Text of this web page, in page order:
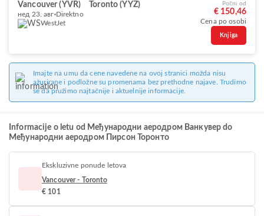
Vancouver (YVR) Toronto (YYZ)
нед 23. авг Direktno
WestJet
Počni od
€ 150,46
Cena po osobi
Knjiga
Imajte na umu da cene navedene na ovoj stranici možda nisu
ažurirane i podložne su promenama bez prethodne najave. Trudimo
se da pružimo najtačnije i aktuelnije informacije.
Informacije o letu od Међународни аеродром Ванкувер do
Међународни аеродром Пирсон Торонто
Ekskluzivne ponude letova
Vancouver - Toronto
€ 101